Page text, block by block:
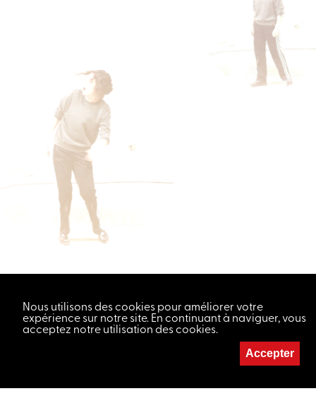
Nous utilisons des cookies pour améliorer votre
expérience sur notre site. En continuant à naviguer, vous
acceptez notre utilisation des cookies.
Accepter